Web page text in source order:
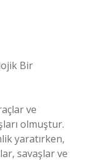
Bir
ve
olmuştur.
yaratırken,
savaşlar ve